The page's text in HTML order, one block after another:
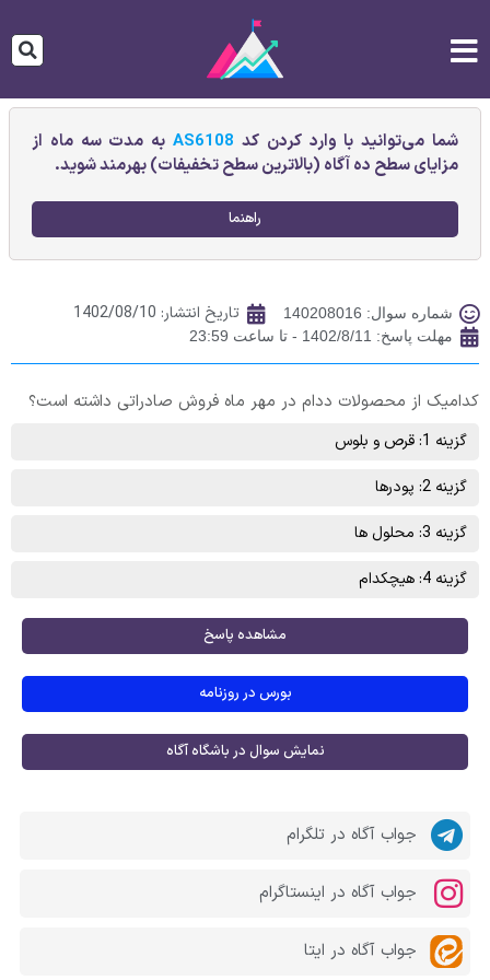
شما می‌توانید با وارد کردن کد AS6108به مدت سه ماه از
مزایای سطح ده آگاه (بالاترین سطح تخفیفات) بهرمند شوید.
راهنما
شماره سوال: 140208016 تاریخ انتشار: 1402/08/10
مهلت پاسخ: 1402/8/11 - تا ساعت 23:59
کدامیک از محصولات ددام در مهر ماه فروش صادراتی داشته است؟
گزینه 1: قرص و بلوس
گزینه 2: پودرها
گزینه 3: محلول ها
گزینه 4: هیچکدام
مشاهده پاسخ
بورس در روزنامه
نمایش سوال در باشگاه آگاه
جواب آگاه در تلگرام
جواب آگاه در اینستاگرام
جواب آگاه در ایتا